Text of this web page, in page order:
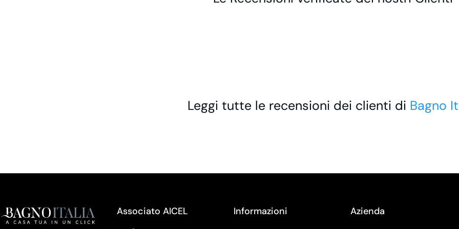
Leggi tutte le recensioni dei clienti di Bagno
Associato AICEL Informazioni Azienda